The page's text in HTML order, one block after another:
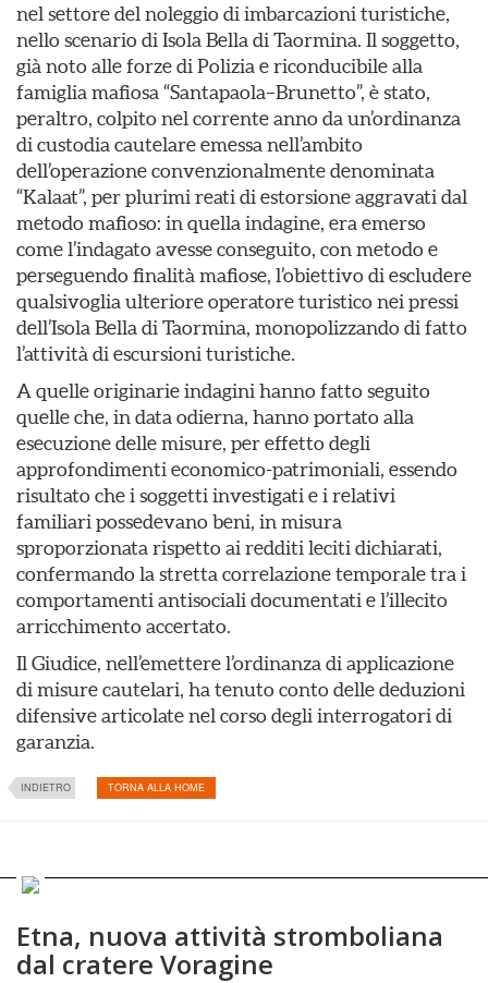
nel settore del noleggio di imbarcazioni turistiche,
nello scenario di Isola Bella di Taormina. Il soggetto,
già noto alle forze di Polizia e riconducibile alla
famiglia mafiosa “Santapaola–Brunetto”, è stato,
peraltro, colpito nel corrente anno da un’ordinanza
di custodia cautelare emessa nell’ambito
dell’operazione convenzionalmente denominata
“Kalaat”, per plurimi reati di estorsione aggravati dal
metodo mafioso: in quella indagine, era emerso
come l’indagato avesse conseguito, con metodo e
perseguendo finalità mafiose, l’obiettivo di escludere
qualsivoglia ulteriore operatore turistico nei pressi
dell’Isola Bella di Taormina, monopolizzando di fatto
l’attività di escursioni turistiche.
A quelle originarie indagini hanno fatto seguito
quelle che, in data odierna, hanno portato alla
esecuzione delle misure, per effetto degli
approfondimenti economico-patrimoniali, essendo
risultato che i soggetti investigati e i relativi
familiari possedevano beni, in misura
sproporzionata rispetto ai redditi leciti dichiarati,
confermando la stretta correlazione temporale tra i
comportamenti antisociali documentati e l’illecito
arricchimento accertato.
Il Giudice, nell’emettere l’ordinanza di applicazione
di misure cautelari, ha tenuto conto delle deduzioni
difensive articolate nel corso degli interrogatori di
garanzia.
INDIETRO TORNA ALLA HOME
Etna, nuova attività stromboliana
dal cratere Voragine